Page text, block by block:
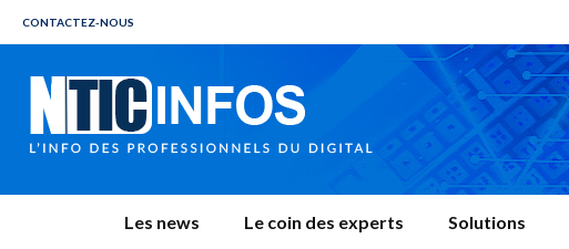
CONTACTEZ-NOUS
Les news Le coin des experts Solutions